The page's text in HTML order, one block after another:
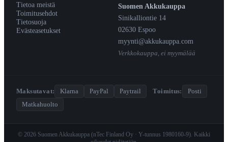
Tietoa meistä
Toimitusehdot
Tietosuoja
Evästeasetukset
Suomen Akkukauppa
Sinikalliontie 14
02630 Espoo
myynti@akkukauppa.com
Verkkokauppa, ei myymälää
Maksutavat: Klarna PayPal Paytrail · Toimitus:
Posti
Matkahuolto
© 2026 Suomen Akkukauppa (nTec Finland Oy · Y-tunnus 1980160-9). Kaikki